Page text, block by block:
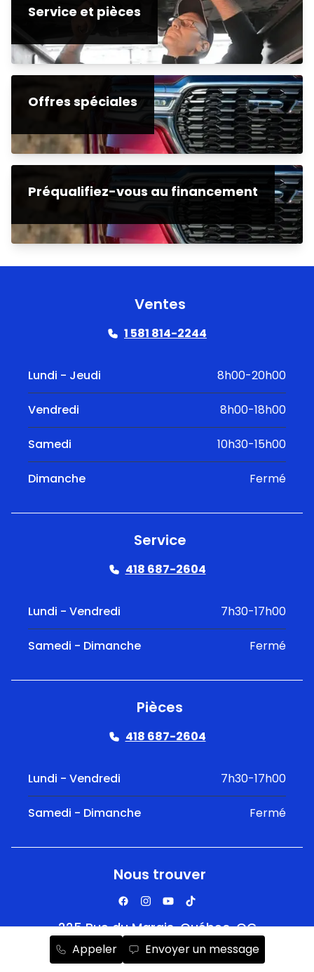
Appeler Envoyer un message
Service et pièces
Offres spéciales
Préqualifiez-vous au financement
Ventes
1 581 814-2244
Lundi - Jeudi 8h00-20h00
Vendredi 8h00-18h00
Samedi 10h30-15h00
Dimanche Fermé
Service
418 687-2604
Lundi - Vendredi 7h30-17h00
Samedi - Dimanche Fermé
Pièces
418 687-2604
Lundi - Vendredi 7h30-17h00
Samedi - Dimanche Fermé
Nous trouver
225 Rue du Marais, Québec, QC
Obtenir l'itinéraire